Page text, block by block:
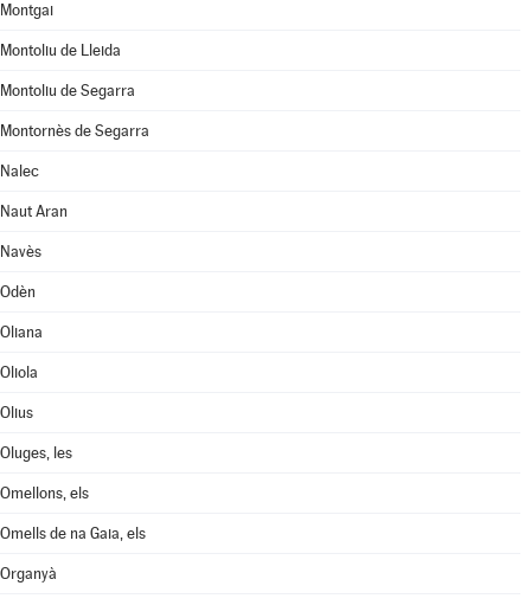
Montgai
Montoliu de Lleida
Montoliu de Segarra
Montornès de Segarra
Nalec
Naut Aran
Navès
Odèn
Oliana
Oliola
Olius
Oluges, les
Omellons, els
Omells de na Gaia, els
Organyà